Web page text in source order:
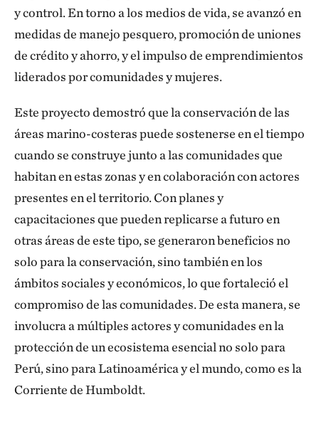
y control. En torno a los medios de vida, se avanzó en
medidas de manejo pesquero, promoción de uniones
de crédito y ahorro, y el impulso de emprendimientos
liderados por comunidades y mujeres.
Este proyecto demostró que la conservación de las
áreas marino-costeras puede sostenerse en el tiempo
cuando se construye junto a las comunidades que
habitan en estas zonas y en colaboración con actores
presentes en el territorio. Con planes y
capacitaciones que pueden replicarse a futuro en
otras áreas de este tipo, se generaron beneficios no
solo para la conservación, sino también en los
ámbitos sociales y económicos, lo que fortaleció el
compromiso de las comunidades. De esta manera, se
involucra a múltiples actores y comunidades en la
protección de un ecosistema esencial no solo para
Perú, sino para Latinoamérica y el mundo, como es la
Corriente de Humboldt.